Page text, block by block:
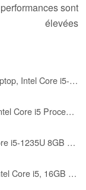
sont
élevées
HP 15.6 inch FHD IPS Touch Laptop, Intel Core i5-1334U, 8GB DDR4 RAM, 512GB SSD, Windows 11 Home, Intel Iris Xe Graphics, Natural Silver, 15-fd0154wm
HP 15.6" Touchscreen Laptop, Intel Core i5 Processor, 16GB RAM, 512GB SSD, Numeric Keypad, Bluetooth, Wi-Fi, Long Battery Life, Windows 11 Home, Alpacatec Accessories, Silver
HP 15.6" FHD Notebook Intel Core i5-1235U 8GB RAM 512GB SSD Natural Silver
Dell Latitude 5400 14" Laptop, Intel Core i5, 16GB RAM, 512GB SSD, Win11 Pro. (Renewed)